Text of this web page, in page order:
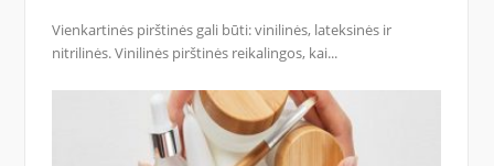
Vienkartinės pirštinės gali būti: vinilinės, lateksinės ir
nitrilinės. Vinilinės pirštinės reikalingos, kai...